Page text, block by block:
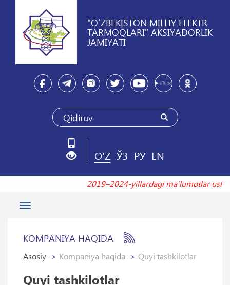
"O`ZBEKISTON MILLIY ELEKTR
TARMOQLARI" AKSIYADORLIK
JAMIYATI
O'Z ЎЗ РУ EN
2019–2024-yillardagi maʼlumotlar
Toggle
KOMPANIYA HAQIDA
Asosiy Kompaniya haqida Quyi tashkilotlar
Quyi tashkilotlar